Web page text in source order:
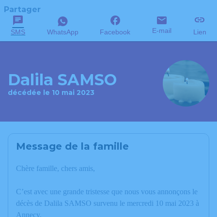
Partager
SMS WhatsApp Facebook E-mail Lien
Dalila SAMSO
décédée le 10 mai 2023
Message de la famille
Chère famille, chers amis,
C’est avec une grande tristesse que nous vous annonçons le
décès de Dalila SAMSO survenu le mercredi 10 mai 2023 à
Annecy.